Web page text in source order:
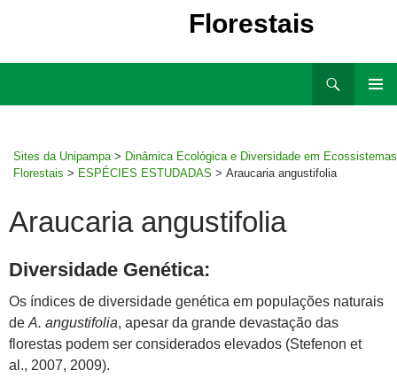
Florestais
Sites da Unipampa > Dinâmica Ecológica e Diversidade em Ecossistemas
Florestais > ESPÉCIES ESTUDADAS > Araucaria angustifolia
Araucaria angustifolia
Diversidade Genética:
Os índices de diversidade genética em populações naturais
de A. angustifolia, apesar da grande devastação das
florestas podem ser considerados elevados (Stefenon et
al., 2007, 2009).